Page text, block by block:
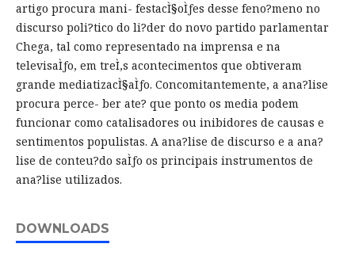
artigo procura mani- festacÌ§oÌƒes desse feno?meno no
discurso poli?tico do li?der do novo partido parlamentar
Chega, tal como representado na imprensa e na
televisaÌƒo, em treÌ‚s acontecimentos que obtiveram
grande mediatizacÌ§aÌƒo. Concomitantemente, a ana?lise
procura perce- ber ate? que ponto os media podem
funcionar como catalisadores ou inibidores de causas e
sentimentos populistas. A ana?lise de discurso e a ana?
lise de conteu?do saÌƒo os principais instrumentos de
ana?lise utilizados.
DOWNLOADS